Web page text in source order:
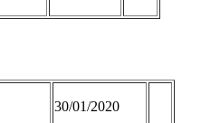
30/01/2020